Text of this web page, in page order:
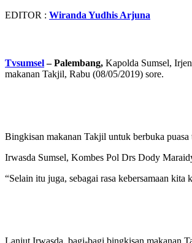
EDITOR : Wiranda Yudhis Arjuna
Tvsumsel– Palembang, Kapolda Sumsel,
makanan Takjil, Rabu (08/05/2019) sore.
Bingkisan makanan Takjil untuk berbuka
Irwasda Sumsel, Kombes Pol Drs Dody
“Selain itu juga, sebagai rasa kebersamaan
Lanjut Irwasda, bagi-bagi bingkisan makanan